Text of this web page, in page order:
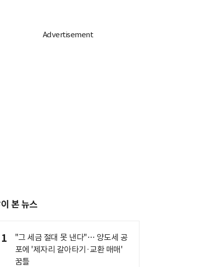
본 뉴스
1
"그 세금 절대 못 낸다"… 양도세 공
포에 '제자리 갈아타기·교환 매매'
꿈틀